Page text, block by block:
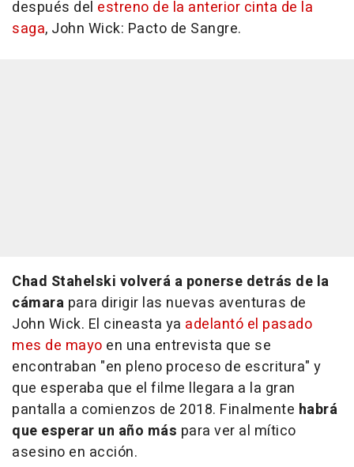
después del estreno de la anterior cinta de la
saga, John Wick: Pacto de Sangre.
Chad Stahelski volverá a ponerse detrás de la
cámara para dirigir las nuevas aventuras de
John Wick. El cineasta ya adelantó el pasado
mes de mayo en una entrevista que se
encontraban "en pleno proceso de escritura" y
que esperaba que el filme llegara a la gran
pantalla a comienzos de 2018. Finalmente habrá
que esperar un año más para ver al mítico
asesino en acción.